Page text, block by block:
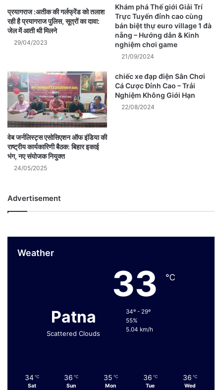
प्रयागराज :अतीक की गर्लफ्रेंड को तलाश
रही है प्रयागराज पुलिस, सूत्रों का दावा:
जेल में आती थी मिलने
29/04/2023
Khám phá Thế giới Giải Trí
Trực Tuyến đỉnh cao cùng
bán biệt thự euro village 1 đà
nẵng – Hướng dẫn & Kinh
nghiệm chơi game
21/09/2024
वेब जर्नलिस्ट्स एसोसिएशन ऑफ इंडिया की
राष्ट्रीय कार्यकारिणी बैठक: बिहार इकाई
भंग, नए संयोजक नियुक्त
24/05/2025
chiếc xe đạp điện Sân Chơi
Cá Cược Đỉnh Cao – Trải
Nghiệm Không Giới Hạn
22/08/2024
Advertisement
Weather
Patna
Scattered Clouds
33 ℃
34º - 29º
55%
5.04 km/h
34 ℃
Sat
36 ℃
Sun
35 ℃
Mon
36 ℃
Tue
36 ℃
Wed